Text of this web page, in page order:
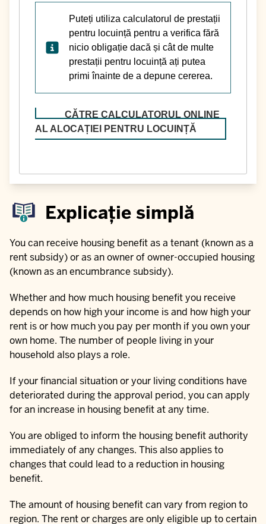
Puteți utiliza calculatorul de prestații
pentru locuință pentru a verifica fără
nicio obligație dacă și cât de multe
prestații pentru locuință ați putea
primi înainte de a depune cererea.
CĂTRE CALCULATORUL ONLINE
AL ALOCAȚIEI PENTRU LOCUINȚĂ
Explicație simplă
You can receive housing benefit as a tenant (known as a
rent subsidy) or as an owner of owner-occupied housing
(known as an encumbrance subsidy).
Whether and how much housing benefit you receive
depends on how high your income is and how high your
rent is or how much you pay per month if you own your
own home. The number of people living in your
household also plays a role.
If your financial situation or your living conditions have
deteriorated during the approval period, you can apply
for an increase in housing benefit at any time.
You are obliged to inform the housing benefit authority
immediately of any changes. This also applies to
changes that could lead to a reduction in housing
benefit.
The amount of housing benefit can vary from region to
region. The rent or charges are only eligible up to certain